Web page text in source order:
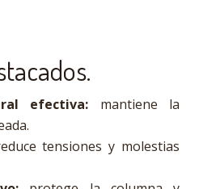
efectiva: mantiene la
tensiones y molestias